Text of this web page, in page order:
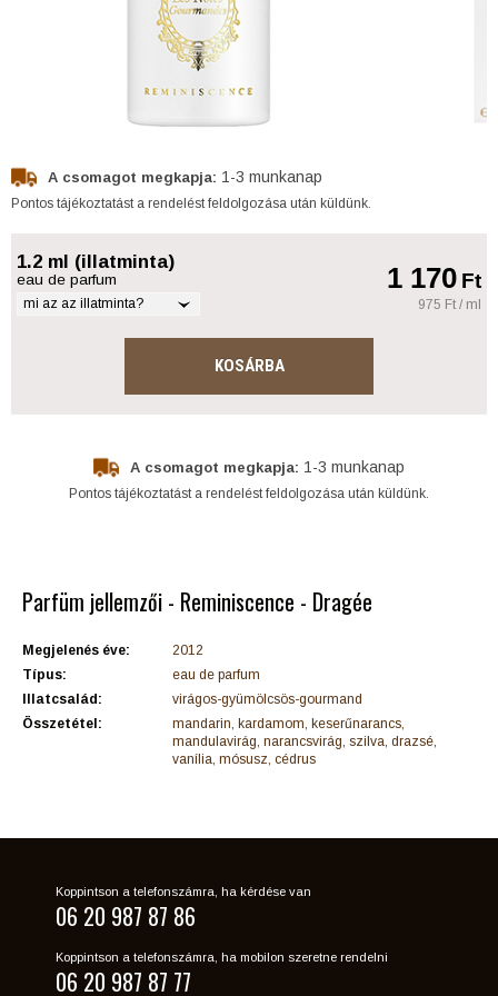
A csomagot megkapja: 1-3 munkanap
Pontos tájékoztatást a rendelést feldolgozása után küldünk.
1.2 ml (illatminta)
eau de parfum
mi az az illatminta?
1 170Ft
975 Ft / ml
KOSÁRBA
A csomagot megkapja: 1-3 munkanap
Pontos tájékoztatást a rendelést feldolgozása után küldünk.
Parfüm jellemzői - Reminiscence - Dragée
Megjelenés éve:
2012
Típus:
eau de parfum
Illatcsalád:
virágos-gyümölcsös-gourmand
Összetétel:
mandarin, kardamom, keserűnarancs,
mandulavirág, narancsvirág, szilva, drazsé,
vanília, mósusz, cédrus
Koppintson a telefonszámra, ha kérdése van
06 20 987 87 86
Koppintson a telefonszámra, ha mobilon szeretne rendelni
06 20 987 87 77